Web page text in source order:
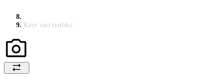
Kryt sací trubky